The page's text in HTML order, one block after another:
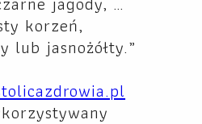
korzeń,
lub jasnożółty.”